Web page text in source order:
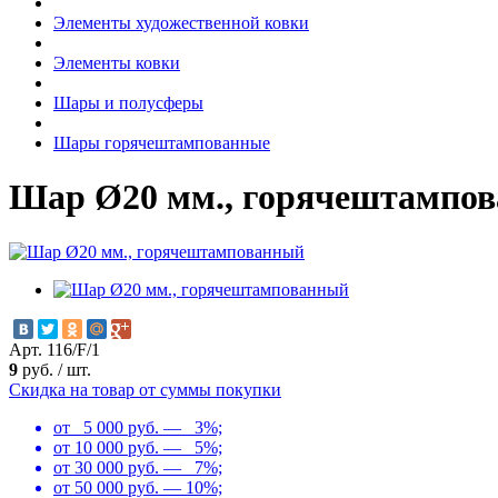
Элементы художественной ковки
Элементы ковки
Шары и полусферы
Шары горячештампованные
Шар Ø20 мм.,
Арт. 116/F/1
9 руб. /шт.
Скидка на товар от суммы покупки
от 5 000 руб. — 3%;
от 10 000 руб. — 5%;
от 30 000 руб. — 7%;
от 50 000 руб. — 10%;